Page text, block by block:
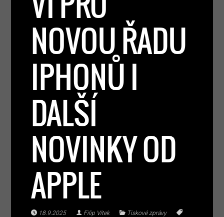
NOVOU ŘADU
IPHONŮ I
DALŠÍ
NOVINKY OD
APPLE
18.9.2025 Filip Vítek
Tiskové zprávy